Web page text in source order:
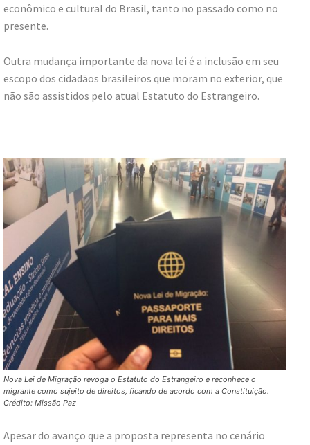
econômico e cultural do Brasil, tanto no passado como no
presente.
Outra mudança importante da nova lei é a inclusão em seu
escopo dos cidadãos brasileiros que moram no exterior, que
não são assistidos pelo atual Estatuto do Estrangeiro.
Nova Lei de Migração revoga o Estatuto do Estrangeiro e reconhece o
migrante como sujeito de direitos, ficando de acordo com a Constituição.
Crédito: Missão Paz
Apesar do avanço que a proposta representa no cenário